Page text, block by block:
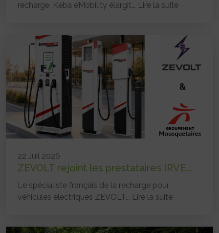
recharge, Keba eMobility élargit... Lire la suite
22 Juil 2026
ZEVOLT rejoint les prestataires IRVE...
Le spécialiste français de la recharge pour
véhicules électriques ZEVOLT... Lire la suite